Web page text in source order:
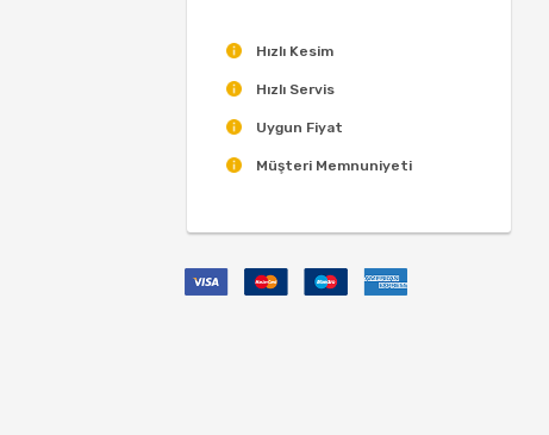
Hızlı Kesim
Hızlı Servis
Uygun Fiyat
Müşteri Memnuniyeti